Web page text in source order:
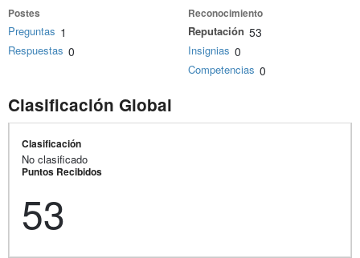
Postes
Preguntas 1
Respuestas 0
Reconocimiento
Reputación 53
Insignias 0
Competencias 0
Clasificación Global
Clasificación
No clasificado
Puntos Recibidos
53